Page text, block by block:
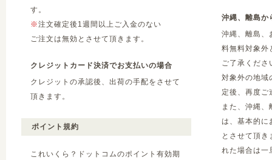
す。
※注文確定後1週間以上ご入金のない
ご注文は無効とさせて頂きます。
クレジットカード決済でお支払いの場合
クレジットの承認後、出荷の手配をさせて
頂きます。
ポイント規約
これいくら？ドットコムのポイント有効期
沖縄、離島か
沖縄、離島、
料無料対象外
ご了承くださ
対象外の地域
定後、再度ご
また、沖縄
は、基本的に
とさせて頂
れた場合は一